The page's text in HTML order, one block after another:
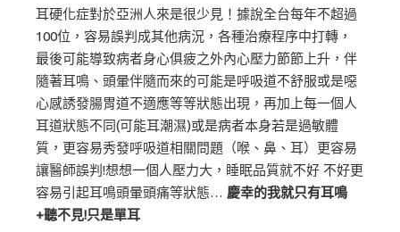
耳硬化症對於亞洲人來是很少見！據說全台每年不超過
100位，容易誤判成其他病況，各種治療程序中打轉，
最後可能導致病者身心俱疲之外內心壓力節節上升，伴
隨著耳鳴、頭暈伴隨而來的可能是呼吸道不舒服或是噁
心感誘發腸胃道不適應等等狀態出現，再加上每一個人
耳道狀態不同(可能耳潮濕)或是病者本身若是過敏體
質，更容易秀發呼吸道相關問題（喉、鼻、耳）更容易
讓醫師誤判!想想一個人壓力大，睡眠品質就不好 不好更
容易引起耳鳴頭暈頭痛等狀態… 慶幸的我就只有耳鳴
+聽不見!只是單耳